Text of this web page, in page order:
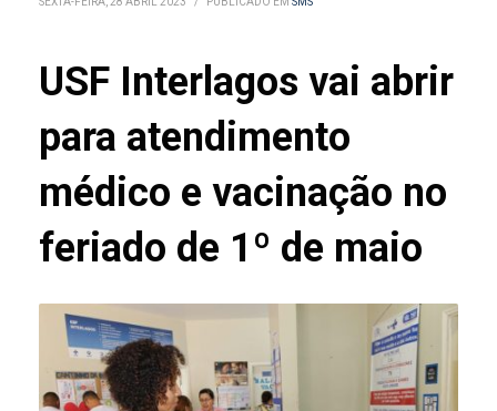
USF Interlagos vai abrir
para atendimento
médico e vacinação no
feriado de 1º de maio